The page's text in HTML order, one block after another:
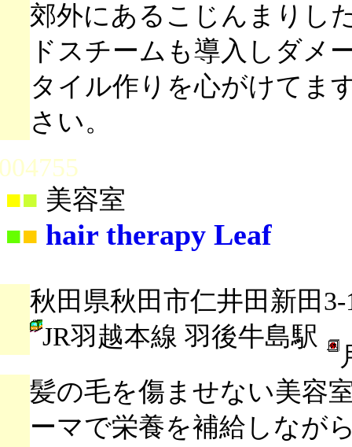
郊外にあるこじんまりし
ドスチームも導入しダメ
タイル作りを心がけてま
さい。
■ 美容室
■■ hair therapy Leaf
秋田県秋田市仁井田新田3-
JR羽越本線 羽後牛島駅
髪の毛を傷ませない美容
ーマで栄養を補給しなが